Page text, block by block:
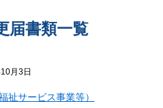
届書類一覧
月3日
祉サービス事業等）